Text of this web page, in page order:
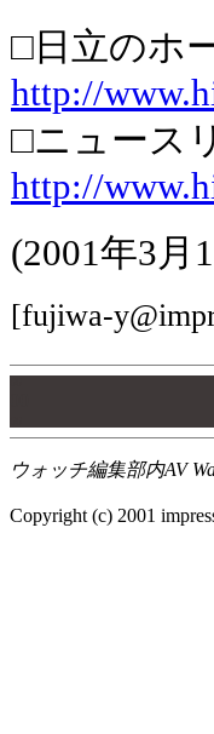
□日立のホ
http://
□ニュース
http://
(2001年3月
[fujiwa-
ウォッチ編集部内AV
Copyright (c) 2001